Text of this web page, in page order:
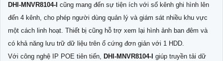
DHI-MNVR8104-I cũng mang đến sự tiện ích với số kênh ghi hình lên
đến 4 kênh, cho phép người dùng quản lý và giám sát nhiều khu vực
một cách linh hoạt. Thiết bị cũng hỗ trợ xem lại hình ảnh ban đêm và
có khả năng lưu trữ dữ liệu trên ổ cứng đơn giản với 1 HDD.
Với công nghệ IP POE tiên tiến,
DHI-MNVR8104-I giúp truyền tải dữ